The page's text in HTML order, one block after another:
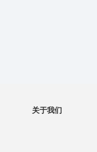
关于我们